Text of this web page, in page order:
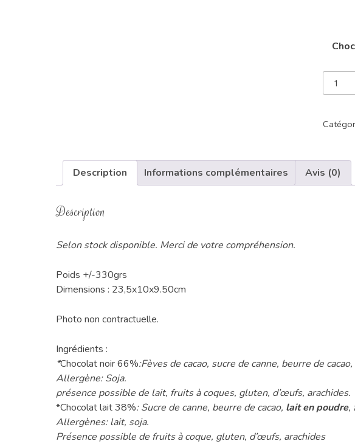
Description Informations complémentaires Avis (0)
Description
Selon stock disponible. Merci de votre compréhension.
Poids +/-330grs
Dimensions : 23,5x10x9.50cm
Photo non contractuelle.
Ingrédients :
*Chocolat noir 66%:Fèves de cacao, sucre de canne, beurre de
Allergène: Soja.
présence possible de lait, fruits à coques, gluten, d’œufs, arachides.
*Chocolat lait 38%: Sucre de canne, beurre de cacao, lait en poudre,
Allergènes: lait, soja.
Présence possible de fruits à coque, gluten, d’œufs, arachides